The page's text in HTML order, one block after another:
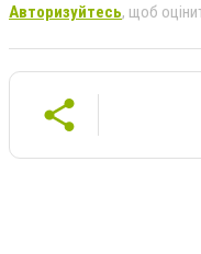
Авторизуйтесь, щоб